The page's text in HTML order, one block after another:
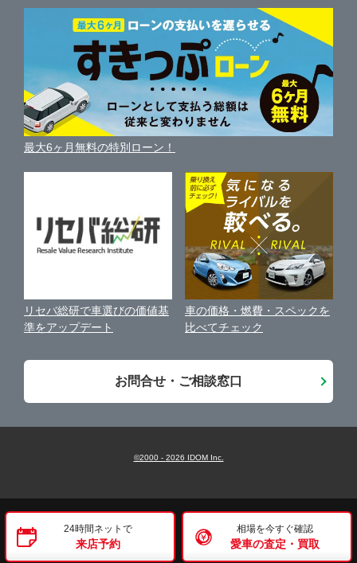
沖縄県
24時間ネットで
来店予約
相場を今すぐ確認
愛車の査定・買取
中古車人気ランキング
自動車ローンを調べる
ガリバーの自動車ローン
車買い替えの基礎知識
近くのお店で車を探す
車を売る時よくある質問
便利な査定サービス
中古車買取相場（毎月更新）
車の個人売買ガイド
新車・中古車カタログ
車の燃費を調べる
車種別クチコミ
車比較サイト
サイトマップ
サイトの使用条件
利用規約
保険代理店業務に関する基本方針
古物営業法に基づく表示
お客様の声
会社案内
最大6ヶ月無料の特別ローン！
リセバ総研で車選びの価値基
準をアップデート
車の価格・燃費・スペックを
比べてチェック
お問合せ・ご相談窓口
©2000 - 2026 IDOM Inc.